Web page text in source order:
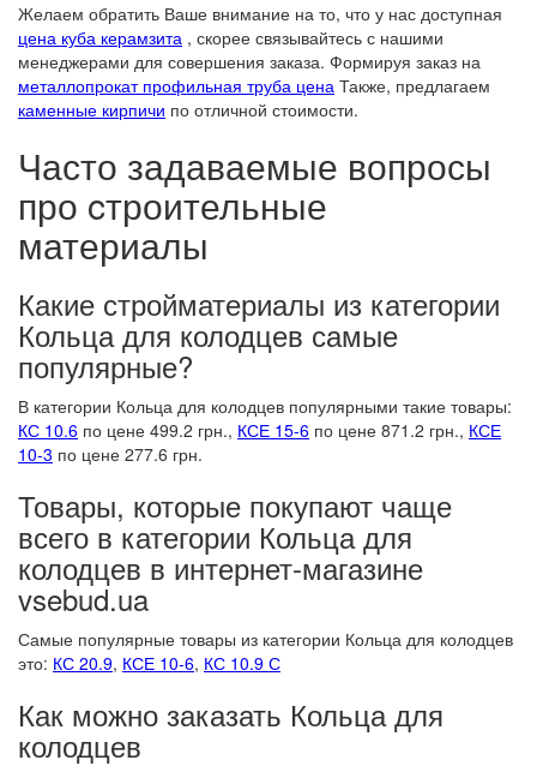
Желаем обратить Ваше внимание на то, что у нас доступная
цена куба керамзита , скорее связывайтесь с нашими
менеджерами для совершения заказа. Формируя заказ на
металлопрокат профильная труба цена Также, предлагаем
каменные кирпичи по отличной стоимости.
Часто задаваемые вопросы
про cтроительные
материалы
Какие стройматериалы из категории
Кольца для колодцев самые
популярные?
В категории Кольца для колодцев популярными такие товары:
КС 10.6 по цене 499.2 грн., КСЕ 15-6 по цене 871.2 грн., КСЕ
10-3 по цене 277.6 грн.
Товары, которые покупают чаще
всего в категории Кольца для
колодцев в интернет-магазине
vsebud.ua
Самые популярные товары из категории Кольца для колодцев
это: КС 20.9, КСЕ 10-6, КС 10.9 С
Как можно заказать Кольца для
колодцев